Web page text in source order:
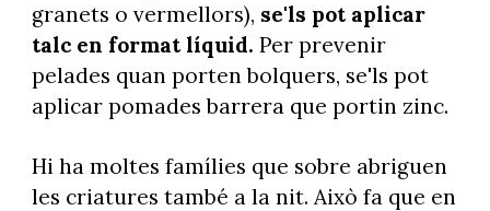
granets o vermellors), se'ls pot aplicar
talc en format líquid. Per prevenir
pelades quan porten bolquers, se'ls pot
aplicar pomades barrera que portin zinc.
Hi ha moltes famílies que sobre abriguen
les criatures també a la nit. Això fa que en